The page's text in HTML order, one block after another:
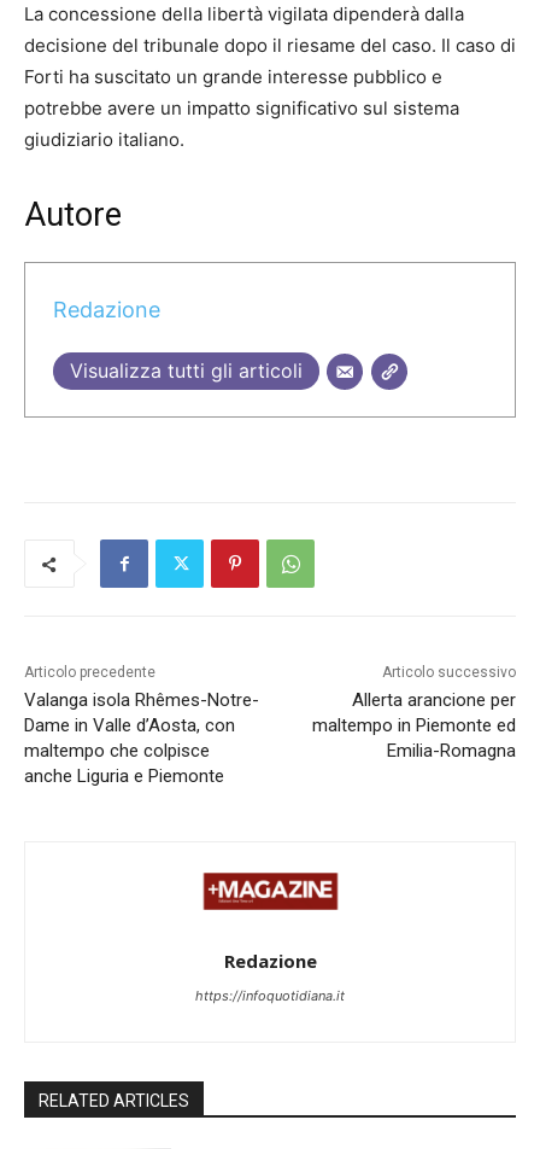
La concessione della libertà vigilata dipenderà dalla
decisione del tribunale dopo il riesame del caso. Il caso di
Forti ha suscitato un grande interesse pubblico e
potrebbe avere un impatto significativo sul sistema
giudiziario italiano.
Autore
Redazione
Visualizza tutti gli articoli
Articolo precedente
Valanga isola Rhêmes-Notre-
Dame in Valle d’Aosta, con
maltempo che colpisce
anche Liguria e Piemonte​
Articolo successivo
​Allerta arancione per
maltempo in Piemonte ed
Emilia-Romagna​
Redazione
https://infoquotidiana.it
RELATED ARTICLES